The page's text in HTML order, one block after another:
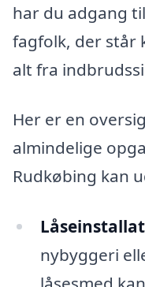
har du adgang
fagfolk, der står
alt fra
Her er en
almindelige
Rudkøbing kan
nybyggeri